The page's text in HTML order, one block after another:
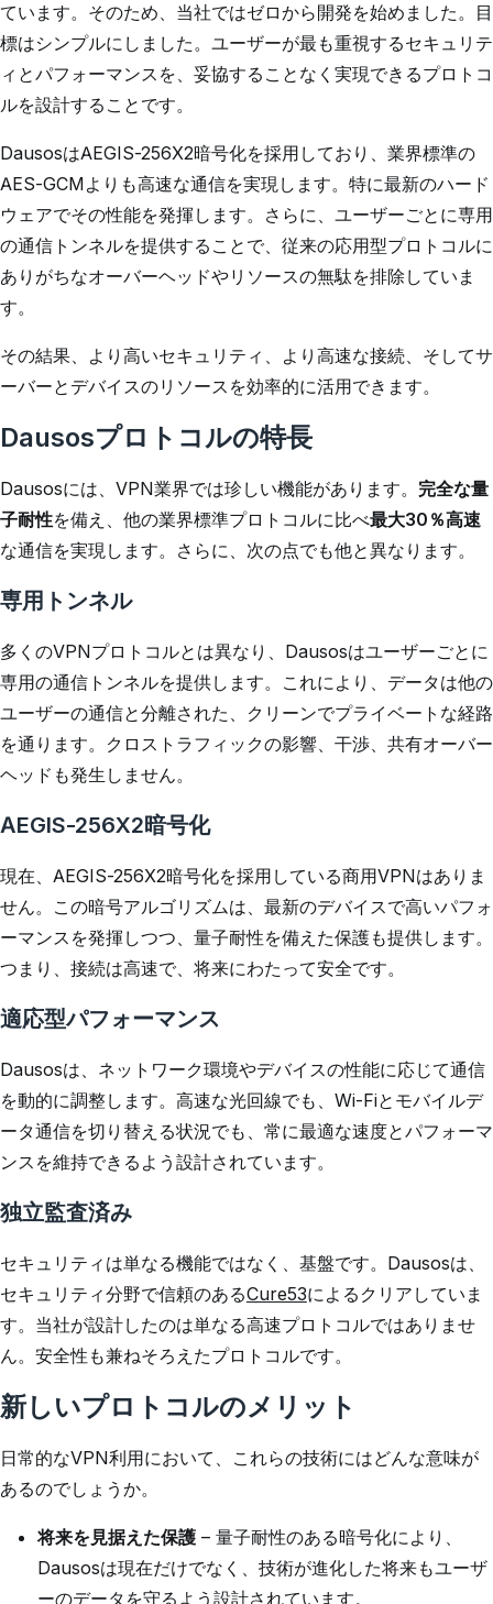
ています。そのため、当社ではゼロから開発を始めました。目
標はシンプルにしました。ユーザーが最も重視するセキュリテ
ィとパフォーマンスを、妥協することなく実現できるプロトコ
ルを設計することです。
DausosはAEGIS-256X2暗号化を採用しており、業界標準の
AES-GCMよりも高速な通信を実現します。特に最新のハード
ウェアでその性能を発揮します。さらに、ユーザーごとに専用
の通信トンネルを提供することで、従来の応用型プロトコルに
ありがちなオーバーヘッドやリソースの無駄を排除していま
す。
その結果、より高いセキュリティ、より高速な接続、そしてサ
ーバーとデバイスのリソースを効率的に活用できます。
Dausosプロトコルの特長
Dausosには、VPN業界では珍しい機能があります。 完全な量
子耐性を備え、他の業界標準プロトコルに比べ最大30％高速
な通信を実現します。さらに、次の点でも他と異なります。
専用トンネル
多くのVPNプロトコルとは異なり、Dausosはユーザーごとに
専用の通信トンネルを提供します。これにより、データは他の
ユーザーの通信と分離された、クリーンでプライベートな経路
を通ります。クロストラフィックの影響、干渉、共有オーバー
ヘッドも発生しません。
AEGIS-256X2暗号化
現在、AEGIS-256X2暗号化を採用している商用VPNはありま
せん。この暗号アルゴリズムは、最新のデバイスで高いパフォ
ーマンスを発揮しつつ、量子耐性を備えた保護も提供します。
つまり、接続は高速で、将来にわたって安全です。
適応型パフォーマンス
Dausosは、ネットワーク環境やデバイスの性能に応じて通信
を動的に調整します。高速な光回線でも、Wi-Fiとモバイルデ
ータ通信を切り替える状況でも、常に最適な速度とパフォーマ
ンスを維持できるよう設計されています。
独立監査済み
セキュリティは単なる機能ではなく、基盤です。Dausosは、
セキュリティ分野で信頼のあるCure53によるクリアしていま
す。当社が設計したのは単なる高速プロトコルではありませ
ん。安全性も兼ねそろえたプロトコルです。
新しいプロトコルのメリット
日常的なVPN利用において、これらの技術にはどんな意味が
あるのでしょうか。
将来を見据えた保護– 量子耐性のある暗号化により、
Dausosは現在だけでなく、技術が進化した将来もユーザ
ーのデータを守るよう設計されています。